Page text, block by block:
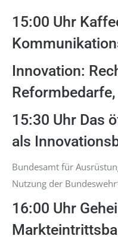
15:00 Uhr
Innovation:
15:30 Uhr Das
als
Bundesamt für
Nutzung der
16:00 Uhr